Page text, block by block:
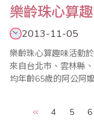
樂齡珠心算
2013-11-05
樂齡珠心算趣味活動
來自台北市、雲林縣
均年齡65歲的阿公阿
進行神算金頭腦表演
絲等長官也蒞臨現場，為
4 5 6